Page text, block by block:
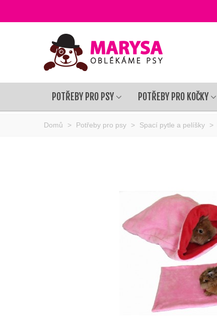
POTŘEBY PRO PSY POTŘEBY PRO KOČKY
Domů > Potřeby pro psy > Spací pytle a pelíšky >